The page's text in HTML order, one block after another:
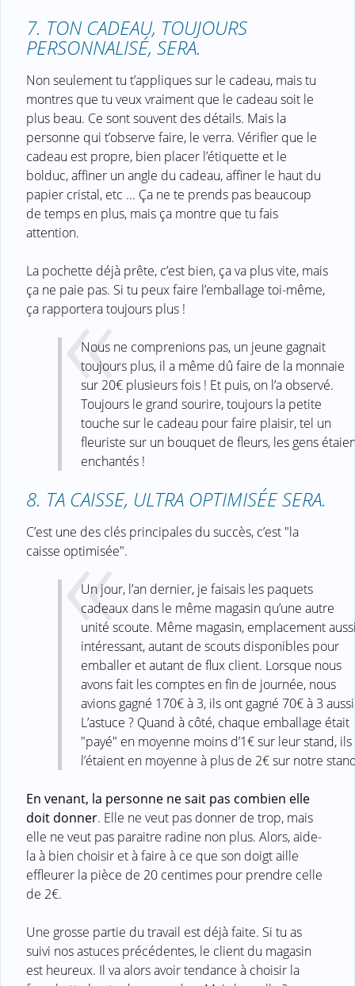
7. TON CADEAU, TOUJOURS
PERSONNALISÉ, SERA.
Non seulement tu t’appliques sur le cadeau, mais tu
montres que tu veux vraiment que le cadeau soit le
plus beau. Ce sont souvent des détails. Mais la
personne qui t’observe faire, le verra. Vérifier que le
cadeau est propre, bien placer l’étiquette et le
bolduc, affiner un angle du cadeau, affiner le haut du
papier cristal, etc ... Ça ne te prends pas beaucoup
de temps en plus, mais ça montre que tu fais
attention.
La pochette déjà prête, c’est bien, ça va plus vite, mais
ça ne paie pas. Si tu peux faire l’emballage toi-même,
ça rapportera toujours plus !
Nous ne comprenions pas, un jeune gagnait
toujours plus, il a même dû faire de la monnaie
sur 20€ plusieurs fois ! Et puis, on l’a observé.
Toujours le grand sourire, toujours la petite
touche sur le cadeau pour faire plaisir, tel un
fleuriste sur un bouquet de fleurs, les gens
enchantés !
8. TA CAISSE, ULTRA OPTIMISÉE SERA.
C’est une des clés principales du succès, c’est "la
caisse optimisée".
Un jour, l’an dernier, je faisais les paquets
cadeaux dans le même magasin qu’une autre
unité scoute. Même magasin, emplacement
intéressant, autant de scouts disponibles pour
emballer et autant de flux client. Lorsque nous
avons fait les comptes en fin de journée, nous
avions gagné 170€ à 3, ils ont gagné 70€ à 3
L’astuce ? Quand à côté, chaque emballage était
"payé" en moyenne moins d’1€ sur leur stand, ils
l’étaient en moyenne à plus de 2€ sur notre
En venant, la personne ne sait pas combien elle
doit donner. Elle ne veut pas donner de trop, mais
elle ne veut pas paraitre radine non plus. Alors, aide-
la à bien choisir et à faire à ce que son doigt aille
effleurer la pièce de 20 centimes pour prendre celle
de 2€.
Une grosse partie du travail est déjà faite. Si tu as
suivi nos astuces précédentes, le client du magasin
est heureux. Il va alors avoir tendance à choisir la